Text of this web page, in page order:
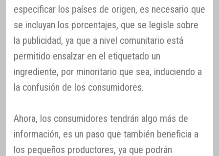
especificar los países de origen, es necesario que
se incluyan los porcentajes, que se legisle sobre
la publicidad, ya que a nivel comunitario está
permitido ensalzar en el etiquetado un
ingrediente, por minoritario que sea, induciendo a
la confusión de los consumidores.
Ahora, los consumidores tendrán algo más de
información, es un paso que también beneficia a
los pequeños productores, ya que podrán